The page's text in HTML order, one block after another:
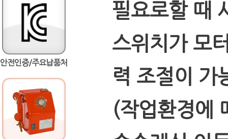
안전인증/주요납품처
필요로할 때
스위치가 모
력 조절이 가
(작업환경에